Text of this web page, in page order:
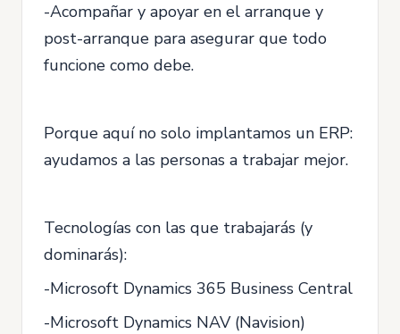
-Acompañar y apoyar en el arranque y
post-arranque para asegurar que todo
funcione como debe.
Porque aquí no solo implantamos un ERP:
ayudamos a las personas a trabajar mejor.
Tecnologías con las que trabajarás (y
dominarás):
-Microsoft Dynamics 365 Business Central
-Microsoft Dynamics NAV (Navision)